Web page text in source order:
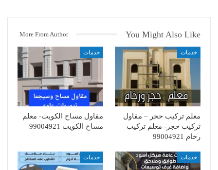
You Might Also Like
More From Author
خدمات
معلم تركيب حجر – مقاول
تركيب حجر- معلم تركيب
رخام 99004921
خدمات
مقاول مساح الكويت- معلم
مساح الكويت 99004921
خدمات خدمات